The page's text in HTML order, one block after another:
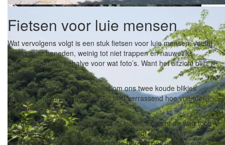
Onder een bruggetje zien we een flinke ruggengraat liggen.
Geen idee van wat voor beest het is, maar klein was ie niet.
We hebben de pas vrijwel helemaal voor ons, we komen 1 fietser
Fietsen voor luie mensen
Wat vervolgens volgt is een stuk fietsen voor luie mensen: veelal
rustig naar beneden, weinig tot niet trappen en nauwelijks
hoeven remmen, behalve voor wat foto’s. Want het uitzicht blijft
maar fijn.
En dan stopt er een automobilist om ons twee koude blikjes
drinken in handen te duwen! Het blijft verrassend hoe vriendelijk
de mensen zijn.
Net als je denkt zo eeuwig verder te kunnen, begint de weg toch
weer wat op en neer te gaan. De weg wordt ook drukker en
smaller en de warmte zo weg van de bergen begint op te spelen.